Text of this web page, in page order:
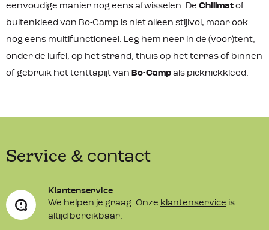
eenvoudige manier nog eens afwisselen. De Chillmat of
buitenkleed van Bo-Camp is niet alleen stijlvol, maar ook
nog eens multifunctioneel. Leg hem neer in de (voor)tent,
onder de luifel, op het strand, thuis op het terras of binnen
of gebruik het tenttapijt van Bo-Camp als picknickkleed.
Service & contact
Klantenservice
We helpen je graag. Onze klantenservice is
altijd bereikbaar.